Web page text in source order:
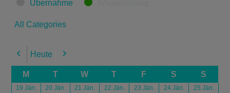
Übernahme
All Categories
Previous
Heute Next
M T W T F S S
19 Jän.
20 Jän.
21 Jän.
22 Jän.
23 Jän.
24 Jän.
25 Jän.